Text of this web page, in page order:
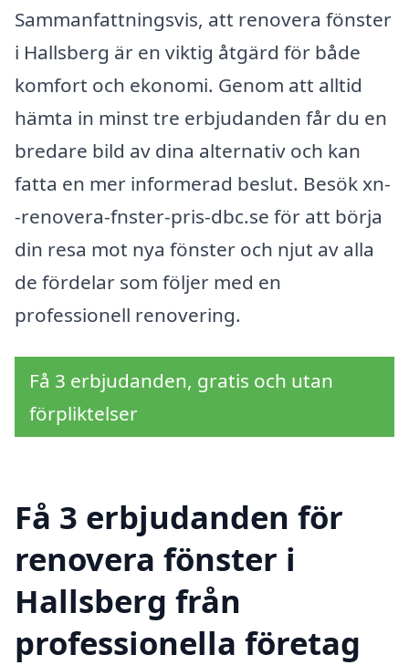
Sammanfattningsvis, att renovera fönster
i Hallsberg är en viktig åtgärd för både
komfort och ekonomi. Genom att alltid
hämta in minst tre erbjudanden får du en
bredare bild av dina alternativ och kan
fatta en mer informerad beslut. Besök xn-
-renovera-fnster-pris-dbc.se för att börja
din resa mot nya fönster och njut av alla
de fördelar som följer med en
professionell renovering.
Få 3 erbjudanden, gratis och utan
förpliktelser
Få 3 erbjudanden för
renovera fönster i
Hallsberg från
professionella företag